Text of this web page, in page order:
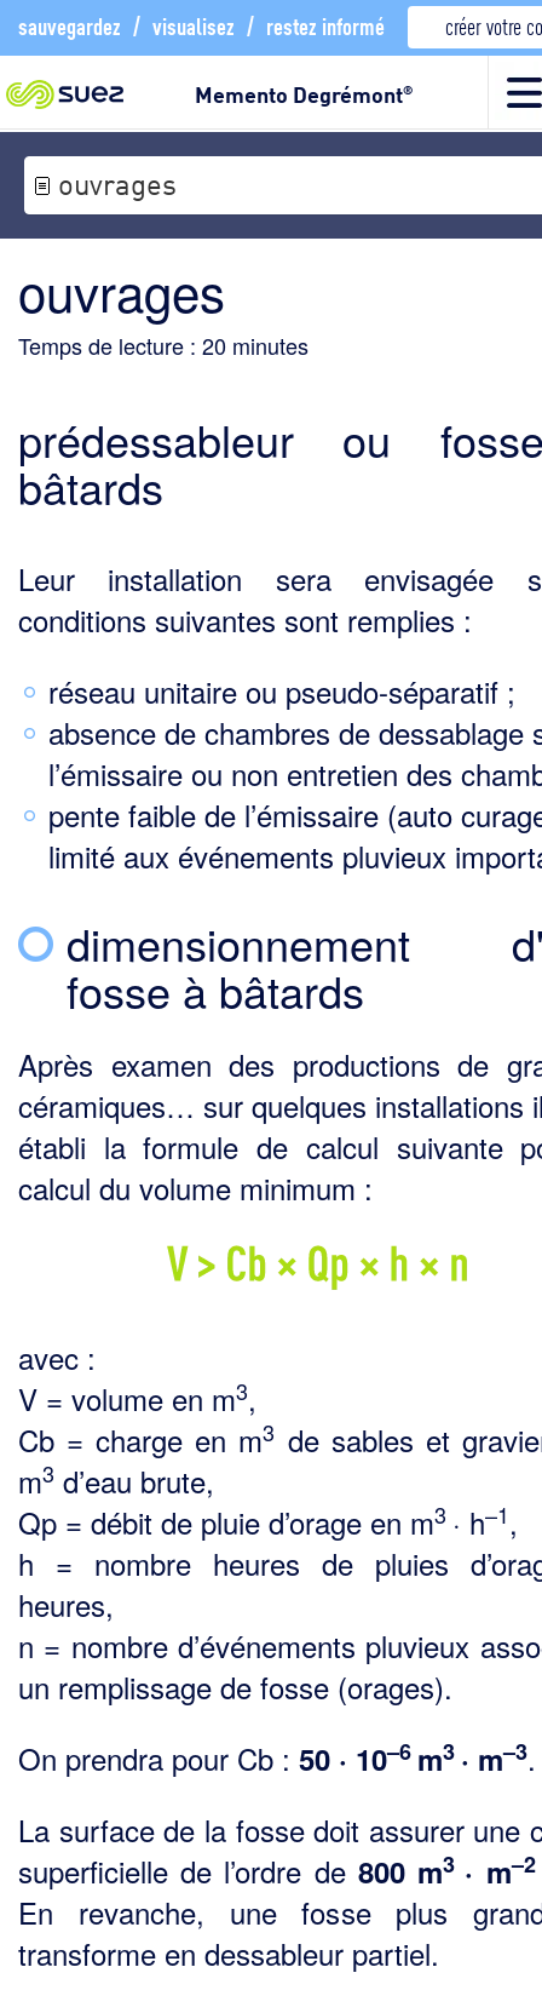
sauvegardez / visualisez / restez informé créer votre
Memento Degrémont®
ouvrages
ouvrages
Temps de lecture : 20 minutes
prédessableur ou
bâtards
Leur installation sera envisagée
conditions suivantes sont remplies :
réseau unitaire ou pseudo-séparatif ;
absence de chambres de dessablage
l’émissaire ou non entretien des
pente faible de l’émissaire (auto
limité aux événements pluvieux
dimensionnement
fosse à bâtards
Après examen des productions de
céramiques… sur quelques installations
établi la for­mule de calcul suivante
calcul du volume minimum :
avec :
V = volume en m3,
Cb = charge en m3 de sables et
m3 d’eau brute,
Qp = débit de pluie d’orage en m3 · h–1,
h = nombre heures de pluies
heures,
n = nombre d’événements pluvieux
un remplissage de fosse (orages).
On prendra pour Cb : 50 · 10–6 m3 · m–3.
La surface de la fosse doit assurer une
superficielle de l’ordre de 800 m3 · m
En revanche, une fosse plus
transforme en dessableur partiel.